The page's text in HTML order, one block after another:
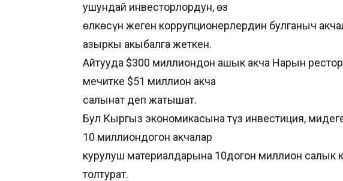
ушундай инвесторлордун, өз
өлкөсүн жеген коррупционерлердин булганыч
азыркы акыбалга жеткен.
Айтууда $300 миллиондон ашык акча Нарын
мечитке $51 миллион акча
салынат деп жатышат.
Бул Кыргыз экономикасына түз инвестиция,
10 миллиондогон акчалар
курулуш материалдарына 10догон миллион салык
толтурат.